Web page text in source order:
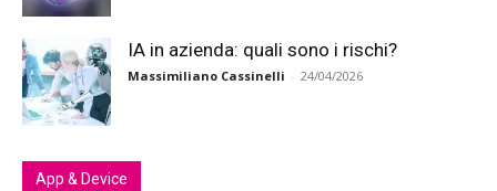
IA in azienda: quali sono i rischi?
Massimiliano Cassinelli - 24/04/2026
App & Device